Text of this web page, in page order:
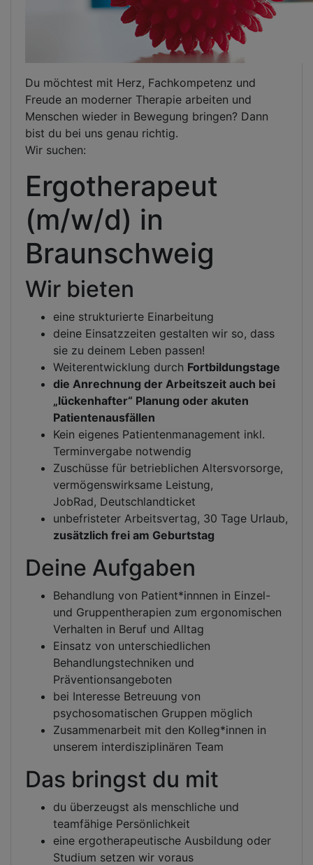
Du möchtest mit Herz, Fachkompetenz und
Freude an moderner Therapie arbeiten und
Menschen wieder in Bewegung bringen? Dann
bist du bei uns genau richtig.
Wir suchen:
Ergotherapeut
(m/w/d) in
Braunschweig
Wir bieten
eine strukturierte Einarbeitung
deine Einsatzzeiten gestalten wir so, dass
sie zu deinem Leben passen!
Weiterentwicklung durch Fortbildungstage
die Anrechnung der Arbeitszeit auch bei
„lückenhafter“ Planung oder akuten
Patientenausfällen
Kein eigenes Patientenmanagement inkl.
Terminvergabe notwendig
Zuschüsse für betrieblichen Altersvorsorge,
vermögenswirksame Leistung,
JobRad, Deutschlandticket
unbefristeter Arbeitsvertag, 30 Tage Urlaub,
zusätzlich frei am Geburtstag
Deine Aufgaben
Behandlung von Patient*innnen in Einzel-
und Gruppentherapien zum ergonomischen
Verhalten in Beruf und Alltag
Einsatz von unterschiedlichen
Behandlungstechniken und
Präventionsangeboten
bei Interesse Betreuung von
psychosomatischen Gruppen möglich
Zusammenarbeit mit den Kolleg*innen in
unserem interdisziplinären Team
Das bringst du mit
du überzeugst als menschliche und
teamfähige Persönlichkeit
eine ergotherapeutische Ausbildung oder
Studium setzen wir voraus